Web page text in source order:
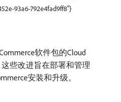
93a6-792e4fad9ff8"}
软件包的Cloud
这些改进旨在部署和管理
安装和升级。